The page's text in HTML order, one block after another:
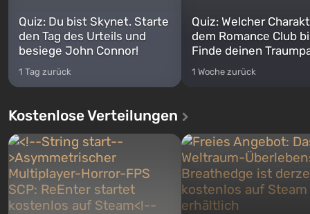
Quiz: Du bist Skynet. Starte
den Tag des Urteils und
besiege John Connor!
1 Tag zurück
Quiz: Welcher
dem Romance Club
Finde deinen
1 Woche zurück
Kostenlose Verteilungen